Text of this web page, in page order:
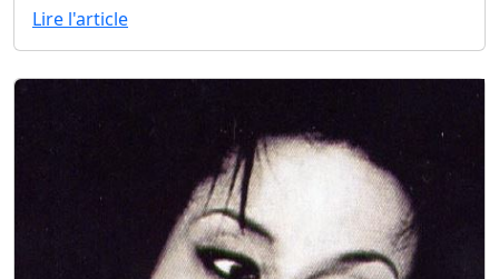
Lire l'article